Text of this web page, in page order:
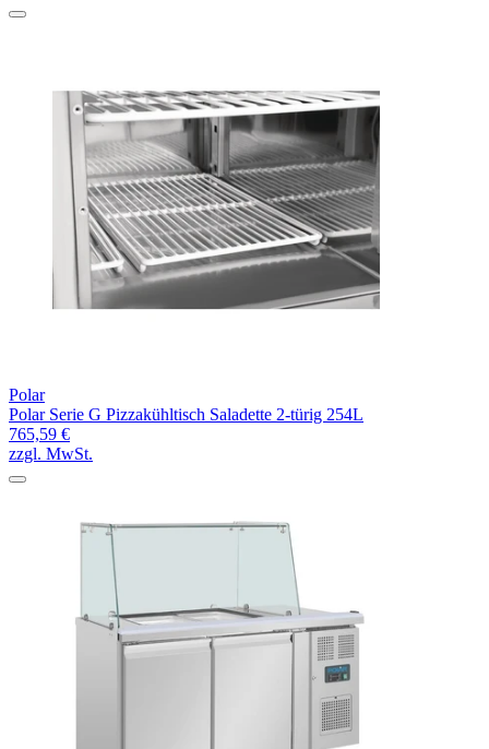
Polar
Polar Serie G Pizzakühltisch Saladette 2-türig 254L
765,59 €
zzgl. MwSt.